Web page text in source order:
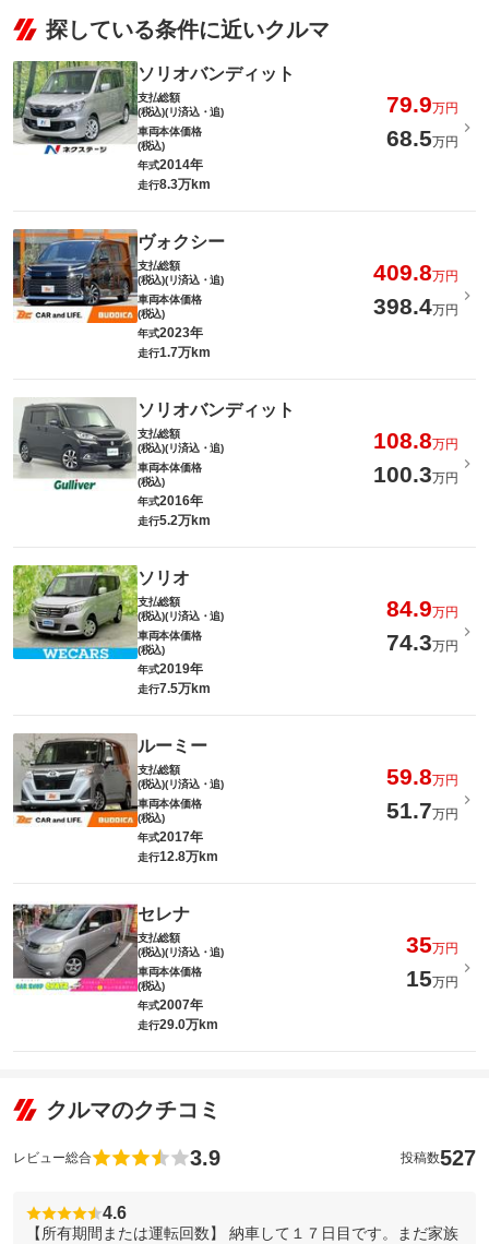
探している条件に近いクルマ
ソリオバンディット
支払総額
(税込)(リ済込・追)
79.9万円
車両本体価格
(税込)
68.5万円
年式2014年
走行8.3万km
ヴォクシー
支払総額
(税込)(リ済込・追)
409.8万円
車両本体価格
(税込)
398.4万円
年式2023年
走行1.7万km
ソリオバンディット
支払総額
(税込)(リ済込・追)
108.8万円
車両本体価格
(税込)
100.3万円
年式2016年
走行5.2万km
ソリオ
支払総額
(税込)(リ済込・追)
84.9万円
車両本体価格
(税込)
74.3万円
年式2019年
走行7.5万km
ルーミー
支払総額
(税込)(リ済込・追)
59.8万円
車両本体価格
(税込)
51.7万円
年式2017年
走行12.8万km
セレナ
支払総額
(税込)(リ済込・追)
35万円
車両本体価格
(税込)
15万円
年式2007年
走行29.0万km
クルマのクチコミ
レビュー総合 3.9 投稿数527
4.6
【所有期間または運転回数】 納車して１７日目です。まだ家族